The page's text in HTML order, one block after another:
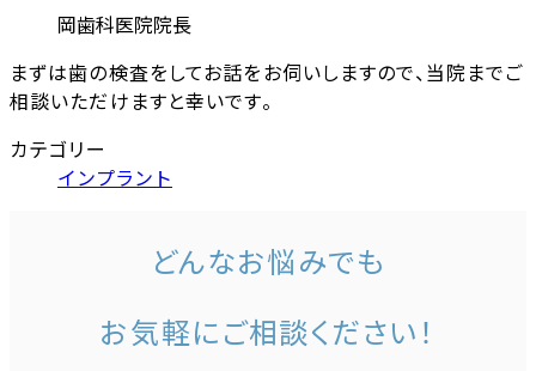
岡歯科医院院長
まずは歯の検査をしてお話をお伺いしますので、当院までご
相談いただけますと幸いです。
カテゴリー
インプラント
どんなお悩みでも
お気軽にご相談ください！